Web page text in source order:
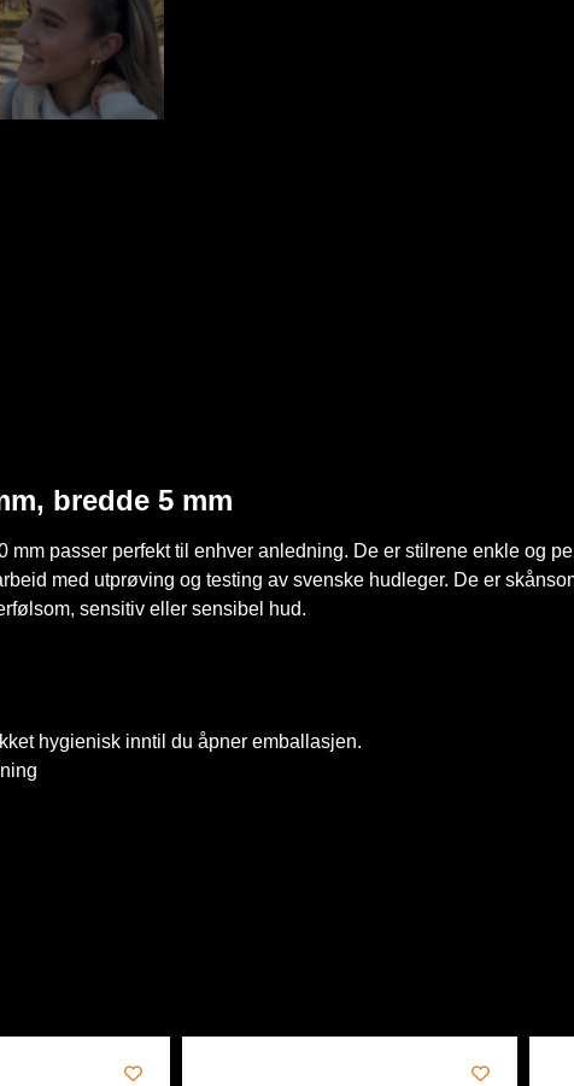
bredde 5 mm
passer perfekt til enhver anledning. De er stilrene enkle og
med utprøving og testing av svenske hudleger. De er
sensitiv eller sensibel hud.
hygienisk inntil du åpner emballasjen.